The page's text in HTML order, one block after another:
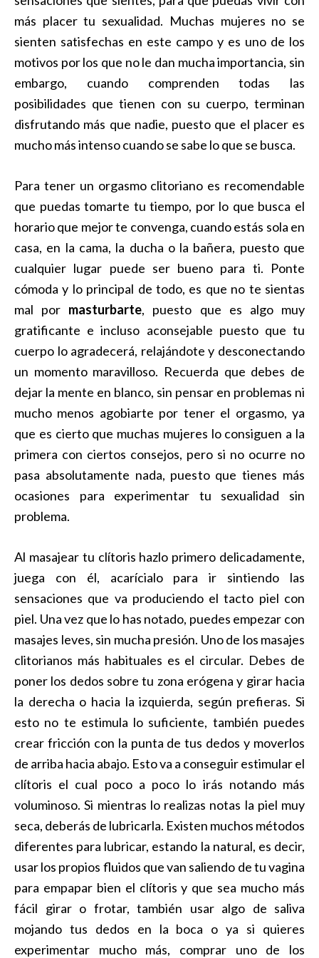
más placer tu sexualidad. Muchas mujeres no se
sienten satisfechas en este campo y es uno de los
motivos por los que no le dan mucha importancia, sin
embargo, cuando comprenden todas las
posibilidades que tienen con su cuerpo, terminan
disfrutando más que nadie, puesto que el placer es
mucho más intenso cuando se sabe lo que se busca.
Para tener un orgasmo clitoriano es recomendable
que puedas tomarte tu tiempo, por lo que busca el
horario que mejor te convenga, cuando estás sola en
casa, en la cama, la ducha o la bañera, puesto que
cualquier lugar puede ser bueno para ti. Ponte
cómoda y lo principal de todo, es que no te sientas
mal por masturbarte, puesto que es algo muy
gratificante e incluso aconsejable puesto que tu
cuerpo lo agradecerá, relajándote y desconectando
un momento maravilloso. Recuerda que debes de
dejar la mente en blanco, sin pensar en problemas ni
mucho menos agobiarte por tener el orgasmo, ya
que es cierto que muchas mujeres lo consiguen a la
primera con ciertos consejos, pero si no ocurre no
pasa absolutamente nada, puesto que tienes más
ocasiones para experimentar tu sexualidad sin
problema.
Al masajear tu clítoris hazlo primero delicadamente,
juega con él, acarícialo para ir sintiendo las
sensaciones que va produciendo el tacto piel con
piel. Una vez que lo has notado, puedes empezar con
masajes leves, sin mucha presión. Uno de los masajes
clitorianos más habituales es el circular. Debes de
poner los dedos sobre tu zona erógena y girar hacia
la derecha o hacia la izquierda, según prefieras. Si
esto no te estimula lo suficiente, también puedes
crear fricción con la punta de tus dedos y moverlos
de arriba hacia abajo. Esto va a conseguir estimular el
clítoris el cual poco a poco lo irás notando más
voluminoso. Si mientras lo realizas notas la piel muy
seca, deberás de lubricarla. Existen muchos métodos
diferentes para lubricar, estando la natural, es decir,
usar los propios fluidos que van saliendo de tu vagina
para empapar bien el clítoris y que sea mucho más
fácil girar o frotar, también usar algo de saliva
mojando tus dedos en la boca o ya si quieres
experimentar mucho más, comprar uno de los